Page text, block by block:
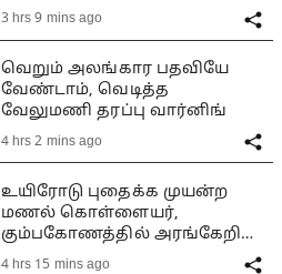
3 hrs 9 mins ago
வெறும் அலங்கார பதவியே
வேண்டாம், வெடித்த
வேலுமணி தரப்பு வார்னிங்
4 hrs 2 mins ago
உயிரோடு புதைக்க முயன்ற
மணல் கொள்ளையர்,
கும்பகோணத்தில் அரங்கேறிய
பயங்கரம்
4 hrs 15 mins ago